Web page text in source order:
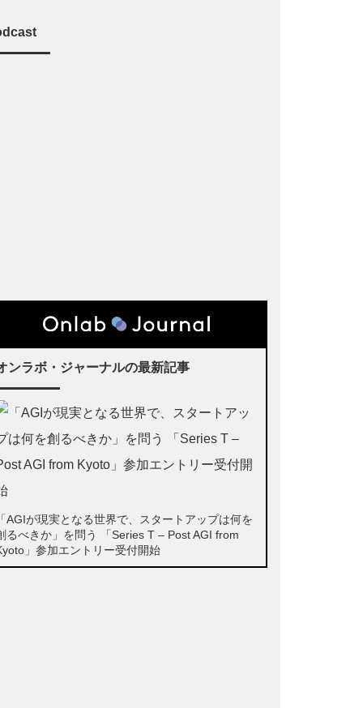
ンラボ・ジャーナルの最新記事
「AGIが現実となる世界で、スタートアップは何を
るべきか」を問う 「Series T – Post AGI from
」参加エントリー受付開始